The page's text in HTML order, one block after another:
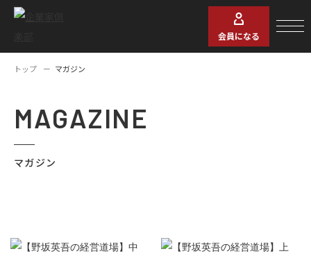
会員になる
トップ マガジン
MAGAZINE
マガジン